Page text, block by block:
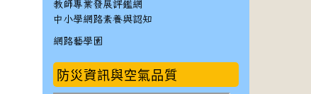
教師專業發展評鑑網
中小學網路素養與認知
網路藝學園
防災資訊與空氣品質